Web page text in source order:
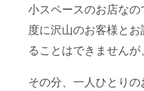
小スペースのお店なの
度に沢山のお客様とお
ることはできませんが、
その分、一人ひとりの